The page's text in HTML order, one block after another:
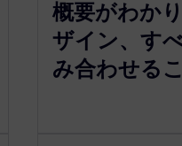
概要がわか
ザイン、す
み合わせる